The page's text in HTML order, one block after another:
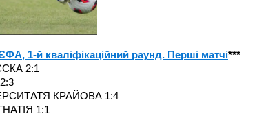
1-й кваліфікаційний раунд. Перші матчі***
2:1
КРАЙОВА 1:4
1:1